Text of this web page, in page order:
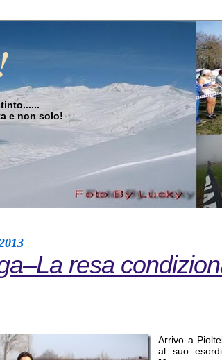
e non solo!
resa
Arrivo a
al suo